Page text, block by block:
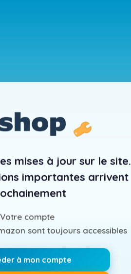
mises à jour sur le site.
importantes arrivent
Votre compte
sont toujours accessibles
à mon compte